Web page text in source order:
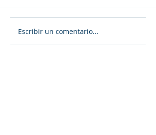
Escribir un comentario...